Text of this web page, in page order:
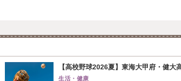
【高校野球2026夏】東海大甲府・健
生活・健康